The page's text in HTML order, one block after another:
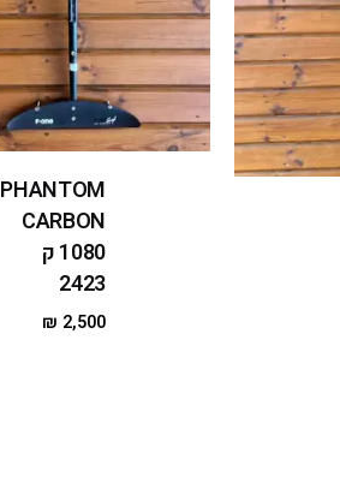
PHANTOM
CARBON
1080 ק
2423
₪ 2,500